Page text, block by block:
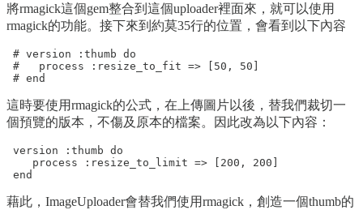
將rmagick這個gem整合到這個uploader裡面來，就可以使用
rmagick的功能。接下來到約莫35行的位置，會看到以下內容
# version :thumb do
#   process :resize_to_fit => [50, 50]
這時要使用rmagick的公式，在上傳圖片以後，替我們裁切一
個預覽的版本，不傷及原本的檔案。因此改為以下內容：
version :thumb do
    process :resize_to_limit => [200, 200]
藉此，ImageUploader會替我們使用rmagick，創造一個thumb的